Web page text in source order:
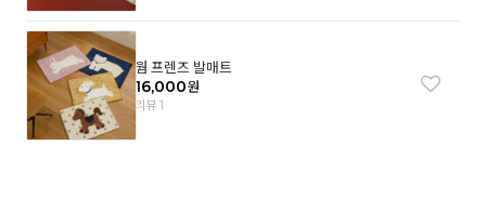
웜 프렌즈 발매트
16,000원
리뷰 1